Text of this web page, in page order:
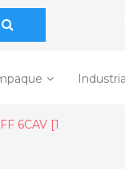
6CAV [1